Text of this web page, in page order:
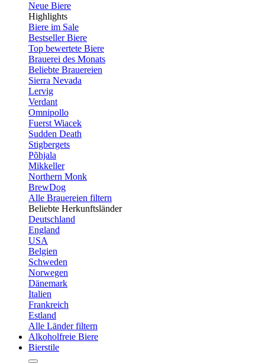
Neue Biere
Highlights
Biere im Sale
Bestseller Biere
Top bewertete Biere
Brauerei des Monats
Beliebte Brauereien
Sierra Nevada
Lervig
Verdant
Omnipollo
Fuerst Wiacek
Sudden Death
Stigbergets
Põhjala
Mikkeller
Northern Monk
BrewDog
Alle Brauereien filtern
Beliebte Herkunftsländer
Deutschland
England
USA
Belgien
Schweden
Norwegen
Dänemark
Italien
Frankreich
Estland
Alle Länder filtern
Alkoholfreie Biere
Bierstile